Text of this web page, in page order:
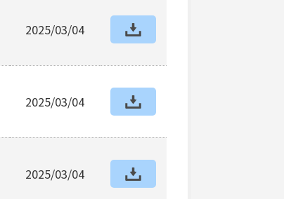
2025/03/04
2025/03/04
2025/03/04